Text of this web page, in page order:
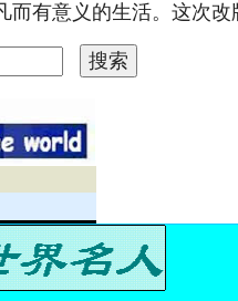
有意义的生活。这次